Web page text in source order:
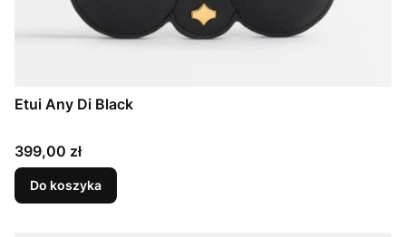
Etui Any Di Black
Cena
399,00 zł
Do koszyka